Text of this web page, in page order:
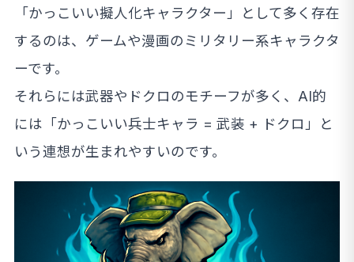
「かっこいい擬人化キャラクター」として多く存在
するのは、ゲームや漫画のミリタリー系キャラクタ
ーです。
それらには武器やドクロのモチーフが多く、AI的
には「かっこいい兵士キャラ = 武装 + ドクロ」と
いう連想が生まれやすいのです。